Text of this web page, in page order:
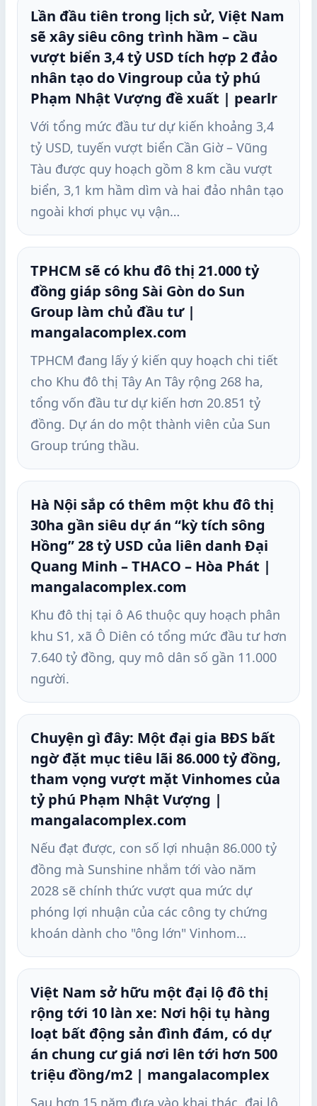
Lần đầu tiên trong lịch sử, Việt Nam
sẽ xây siêu công trình hầm – cầu
vượt biển 3,4 tỷ USD tích hợp 2 đảo
nhân tạo do Vingroup của tỷ phú
Phạm Nhật Vượng đề xuất | pearlr
Với tổng mức đầu tư dự kiến khoảng 3,4
tỷ USD, tuyến vượt biển Cần Giờ – Vũng
Tàu được quy hoạch gồm 8 km cầu vượt
biển, 3,1 km hầm dìm và hai đảo nhân tạo
ngoài khơi phục vụ vận…
TPHCM sẽ có khu đô thị 21.000 tỷ
đồng giáp sông Sài Gòn do Sun
Group làm chủ đầu tư |
mangalacomplex.com
TPHCM đang lấy ý kiến quy hoạch chi tiết
cho Khu đô thị Tây An Tây rộng 268 ha,
tổng vốn đầu tư dự kiến hơn 20.851 tỷ
đồng. Dự án do một thành viên của Sun
Group trúng thầu.
Hà Nội sắp có thêm một khu đô thị
30ha gần siêu dự án “kỳ tích sông
Hồng” 28 tỷ USD của liên danh Đại
Quang Minh – THACO – Hòa Phát |
mangalacomplex.com
Khu đô thị tại ô A6 thuộc quy hoạch phân
khu S1, xã Ô Diên có tổng mức đầu tư hơn
7.640 tỷ đồng, quy mô dân số gần 11.000
người.
Chuyện gì đây: Một đại gia BĐS bất
ngờ đặt mục tiêu lãi 86.000 tỷ đồng,
tham vọng vượt mặt Vinhomes của
tỷ phú Phạm Nhật Vượng |
mangalacomplex.com
Nếu đạt được, con số lợi nhuận 86.000 tỷ
đồng mà Sunshine nhắm tới vào năm
2028 sẽ chính thức vượt qua mức dự
phóng lợi nhuận của các công ty chứng
khoán dành cho "ông lớn" Vinhom…
Việt Nam sở hữu một đại lộ đô thị
rộng tới 10 làn xe: Nơi hội tụ hàng
loạt bất động sản đình đám, có dự
án chung cư giá nơi lên tới hơn 500
triệu đồng/m2 | mangalacomplex
Sau hơn 15 năm đưa vào khai thác, đại lộ